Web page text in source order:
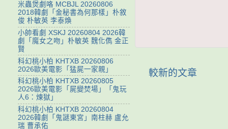
較新的文章
米蟲煲劇咯 MCBJL 20260806
2018韓劇「金秘書為何那樣」朴敘
俊 朴敏英 李泰煥
小帥看劇 XSKJ 20260804 2026韓
劇「魔女之吻」朴敏英 魏化儁 金正
賢
科幻桃小柏 KHTXB 20260806
2026歐美電影「猛屍一家親」
科幻桃小柏 KHTXB 20260805
2026歐美電影「屍變焚場」「鬼玩
人6：煉獄」
科幻桃小柏 KHTXB 20260804
2026韓劇「鬼謎東宮」南柱赫 盧允
瑞 曹承佑